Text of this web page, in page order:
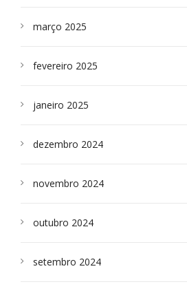
março 2025
fevereiro 2025
janeiro 2025
dezembro 2024
novembro 2024
outubro 2024
setembro 2024